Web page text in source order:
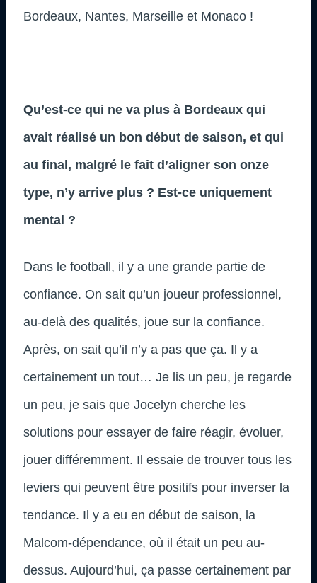
Bordeaux, Nantes, Marseille et Monaco !
Qu’est-ce qui ne va plus à Bordeaux qui
avait réalisé un bon début de saison, et qui
au final, malgré le fait d’aligner son onze
type, n’y arrive plus ? Est-ce uniquement
mental ?
Dans le football, il y a une grande partie de
confiance. On sait qu’un joueur professionnel,
au-delà des qualités, joue sur la confiance.
Après, on sait qu’il n’y a pas que ça. Il y a
certainement un tout… Je lis un peu, je regarde
un peu, je sais que Jocelyn cherche les
solutions pour essayer de faire réagir, évoluer,
jouer différemment. Il essaie de trouver tous les
leviers qui peuvent être positifs pour inverser la
tendance. Il y a eu en début de saison, la
Malcom-dépendance, où il était un peu au-
dessus. Aujourd’hui, ça passe certainement par